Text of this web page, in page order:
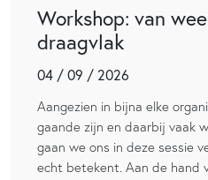
Workshop: van
draagvlak
04 / 09 / 2026
Aangezien in bijna elke
gaande zijn en daarbij vaak
gaan we ons in deze sessie
echt betekent. Aan de hand